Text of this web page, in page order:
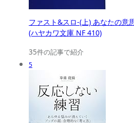
ファスト&スロ-(上) あなたの意
(ハヤカワ文庫 NF 410)
35件の記事で紹介
5